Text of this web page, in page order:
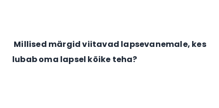
Millised märgid viitavad lapsevanemale, kes
lubab oma lapsel kõike teha?